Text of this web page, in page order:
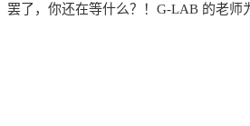
罢了，你还在等什么？！G-LAB 的老师